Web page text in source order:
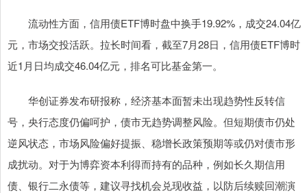
流动性方面，信用债ETF博时盘中换手19.92%，成交24.04亿
元，市场交投活跃。拉长时间看，截至7月28日，信用债ETF博时
近1月日均成交46.04亿元，排名可比基金第一。
华创证券发布研报称，经济基本面暂未出现趋势性反转信
号，央行态度仍偏呵护，债市无趋势调整风险。但短期债市仍处
逆风状态，市场风险偏好提振、稳增长政策预期等或仍对债市形
成扰动。对于为博弈资本利得而持有的品种，例如长久期信用
债、银行二永债等，建议寻找机会兑现收益，以防后续赎回潮演